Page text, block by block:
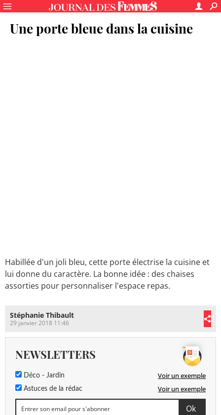
Une porte bleue dans la cuisine
Habillée d'un joli bleu, cette porte électrise la cuisine et
lui donne du caractère. La bonne idée : des chaises
assorties pour personnaliser l'espace repas.
Stéphanie Thibault
29 janvier 2018 11:46
NEWSLETTERS
Déco - Jardin Voir un exemple
Astuces de la rédac Voir un exemple